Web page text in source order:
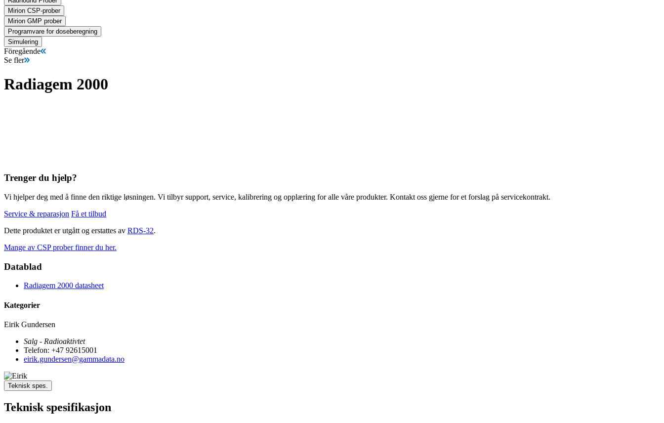
Mirion CSP-prober
Mirion GMP prober
Programvare for doseberegning
Simulering
Föregående
Se fler
Radiagem 2000
Trenger du hjelp?
Vi hjelper deg med å finne den riktige løsningen. Vi tilbyr support, service, kalibrering og opplæring for alle våre produkter. Kontakt oss gjerne for et forslag på servicekontrakt.
Service & reparasjon Få et tilbud
Dette produktet er utgått og erstattes av RDS-32.
Mange av CSP prober finner du her.
Datablad
Radiagem 2000 datasheet
Kategorier
Eirik Gundersen
Salg - Radioaktivtet
Telefon: +47 92615001
eirik.gundersen@gammadata.no
Teknisk spes.
Teknisk spesifikasjon